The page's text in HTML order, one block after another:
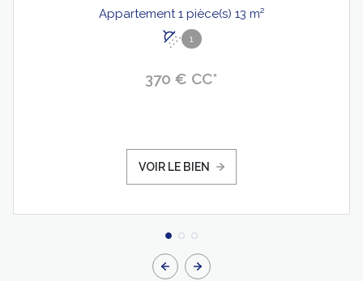
Appartement 1 pièce(s) 13 m²
1
370 € CC*
VOIR LE BIEN